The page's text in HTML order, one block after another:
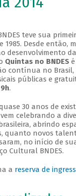
teve sua
1985. Desde então,
desenvolvimento
Quintas no BNDESé
contínua no Brasil,
públicas e
.
30 anos de
celebrando a
abrindo
quanto novos
no início de
Cultural BNDES.
a reserva de